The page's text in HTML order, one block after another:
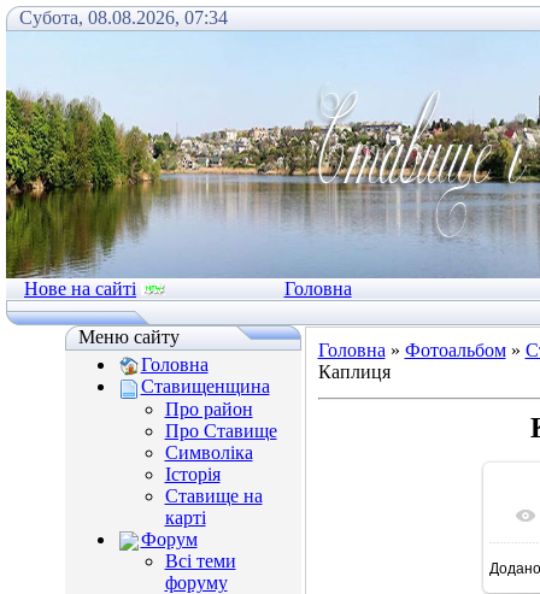
Субота, 08.08.2026, 07:34
Нове на сайті Головна
Меню сайту
Головна
Ставищенщина
Про район
Про Ставище
Символіка
Історія
Ставище на
карті
Форум
Всі теми
форуму
Головна » Фотоальбом»
Каплиця
Додано